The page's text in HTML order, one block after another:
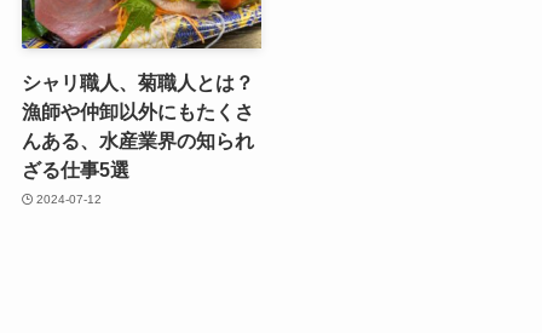
シャリ職人、菊職人とは？
漁師や仲卸以外にもたくさ
んある、水産業界の知られ
ざる仕事5選
2024-07-12